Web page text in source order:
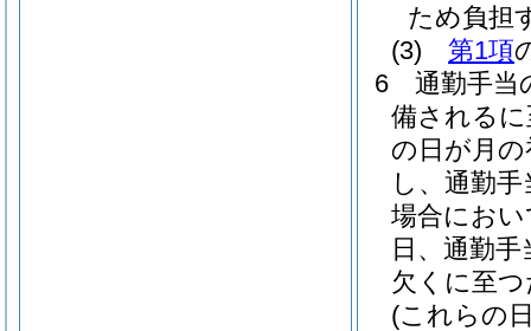
ため負担
(3)
第1項
6
通勤手当
備される
の日が月
し、通勤
場合にお
日、通勤
欠くに至
(これらの